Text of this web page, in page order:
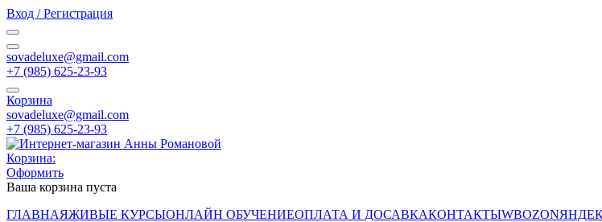
Вход / Регистрация
sovadeluxe@gmail.com
‭+7 (985) 625-23-93‬
Корзина
sovadeluxe@gmail.com
‭+7 (985) 625-23-93‬
Корзина:
Оформить
Ваша корзина пуста
ГЛАВНАЯЖИВЫЕ КУРСЫОНЛАЙН ОБУЧЕНИЕОПЛАТА И ДОСАВКАКОНТАКТЫWBOZON